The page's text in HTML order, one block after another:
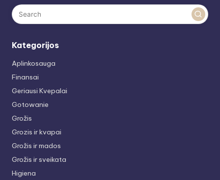
Kategorijos
Aplinkosauga
Finansai
Geriausi Kvepalai
Gotowanie
Grožis
Grozis ir kvapai
Grožis ir mados
Grožis ir sveikata
Higiena